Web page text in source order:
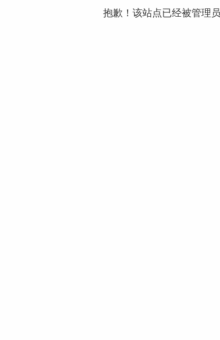
抱歉！该站点已经被管理